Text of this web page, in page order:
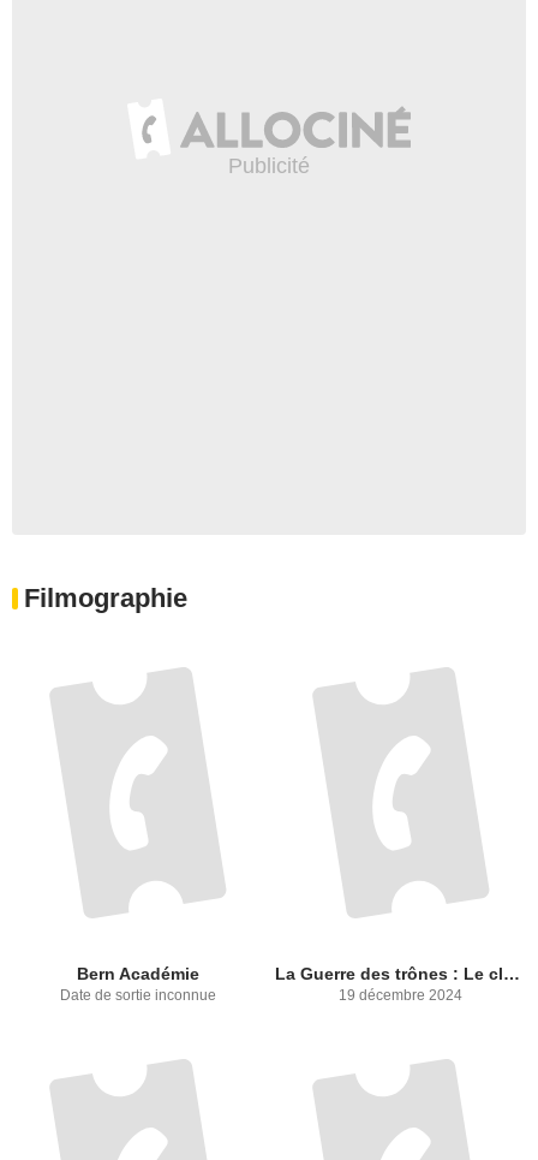
Filmographie
Bern Académie
Date de sortie inconnue
La Guerre des trônes : Le clan Bonaparte
19 décembre 2024